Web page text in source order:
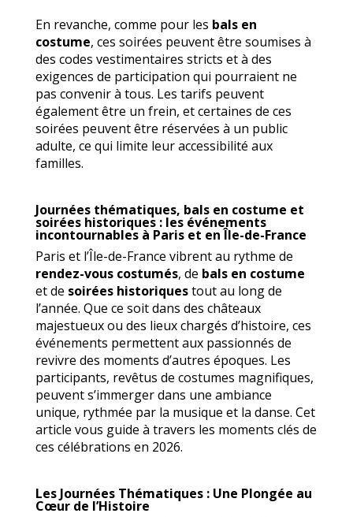
En revanche, comme pour les bals en
costume, ces soirées peuvent être soumises à
des codes vestimentaires stricts et à des
exigences de participation qui pourraient ne
pas convenir à tous. Les tarifs peuvent
également être un frein, et certaines de ces
soirées peuvent être réservées à un public
adulte, ce qui limite leur accessibilité aux
familles.
Journées thématiques, bals en costume et
soirées historiques : les événements
incontournables à Paris et en Île-de-France
Paris et l’Île-de-France vibrent au rythme de
rendez-vous costumés, de bals en costume
et de soirées historiquestout au long de
l’année. Que ce soit dans des châteaux
majestueux ou des lieux chargés d’histoire, ces
événements permettent aux passionnés de
revivre des moments d’autres époques. Les
participants, revêtus de costumes magnifiques,
peuvent s’immerger dans une ambiance
unique, rythmée par la musique et la danse. Cet
article vous guide à travers les moments clés de
ces célébrations en 2026.
Les Journées Thématiques : Une Plongée au
Cœur de l’Histoire